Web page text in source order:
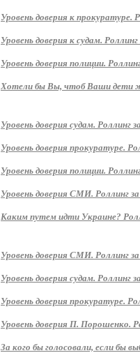
Уровень доверия к прокуратуре.
Уровень доверия к судам.
Уровень доверия полиции.
Хотели бы Вы, чтоб Ваши дети
Уровень доверия судам. Роллинг
Уровень доверия прокуратуре.
Уровень доверия полиции.
Уровень доверия СМИ. Роллинг
Каким путем идти Украине?
Уровень доверия СМИ. Роллинг
Уровень доверия судам. Роллинг
Уровень доверия прокуратуре.
Уровень доверия П. Порошенко.
За кого бы голосовали, если бы